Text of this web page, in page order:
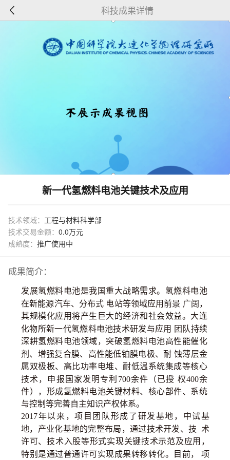
科技成果详情
新一代氢燃料电池关键技术及应用
技术领域： 工程与材料科学部
技术交易金额： 0.0万元
成熟度： 推广使用中
成果简介：
发展氢燃料电池是我国重大战略需求。氢燃料电池
在新能源汽车、分布式 电站等领域应用前景 广阔，
其规模化应用将产生巨大的经济和社会效益。大连
化物所新一代氢燃料电池技术研发与应用
团队持续
深耕氢燃料电池领域，突破氢燃料电池高性能催化
剂、增强复合膜、高性能低铂膜电极、耐 蚀薄层金
属双极板、高比功率电堆、耐低温系统集成等核心
技术，申报国家发明专利 700余件（已授 权400余
件）， 形成氢燃料电池关键材料、核心部件、系统
与控制等完善自主知识产权体系。
2017年以来，项目团队形成了研发基地，中试基
地，产业化基地的完整布局，通过技术开发、技 术
许可、技术入股等形式实现关键技术示范及应用，
特别是通过普通许可实现成果转移转化。目前，
项